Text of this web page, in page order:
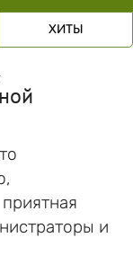
ХИТЫ
и